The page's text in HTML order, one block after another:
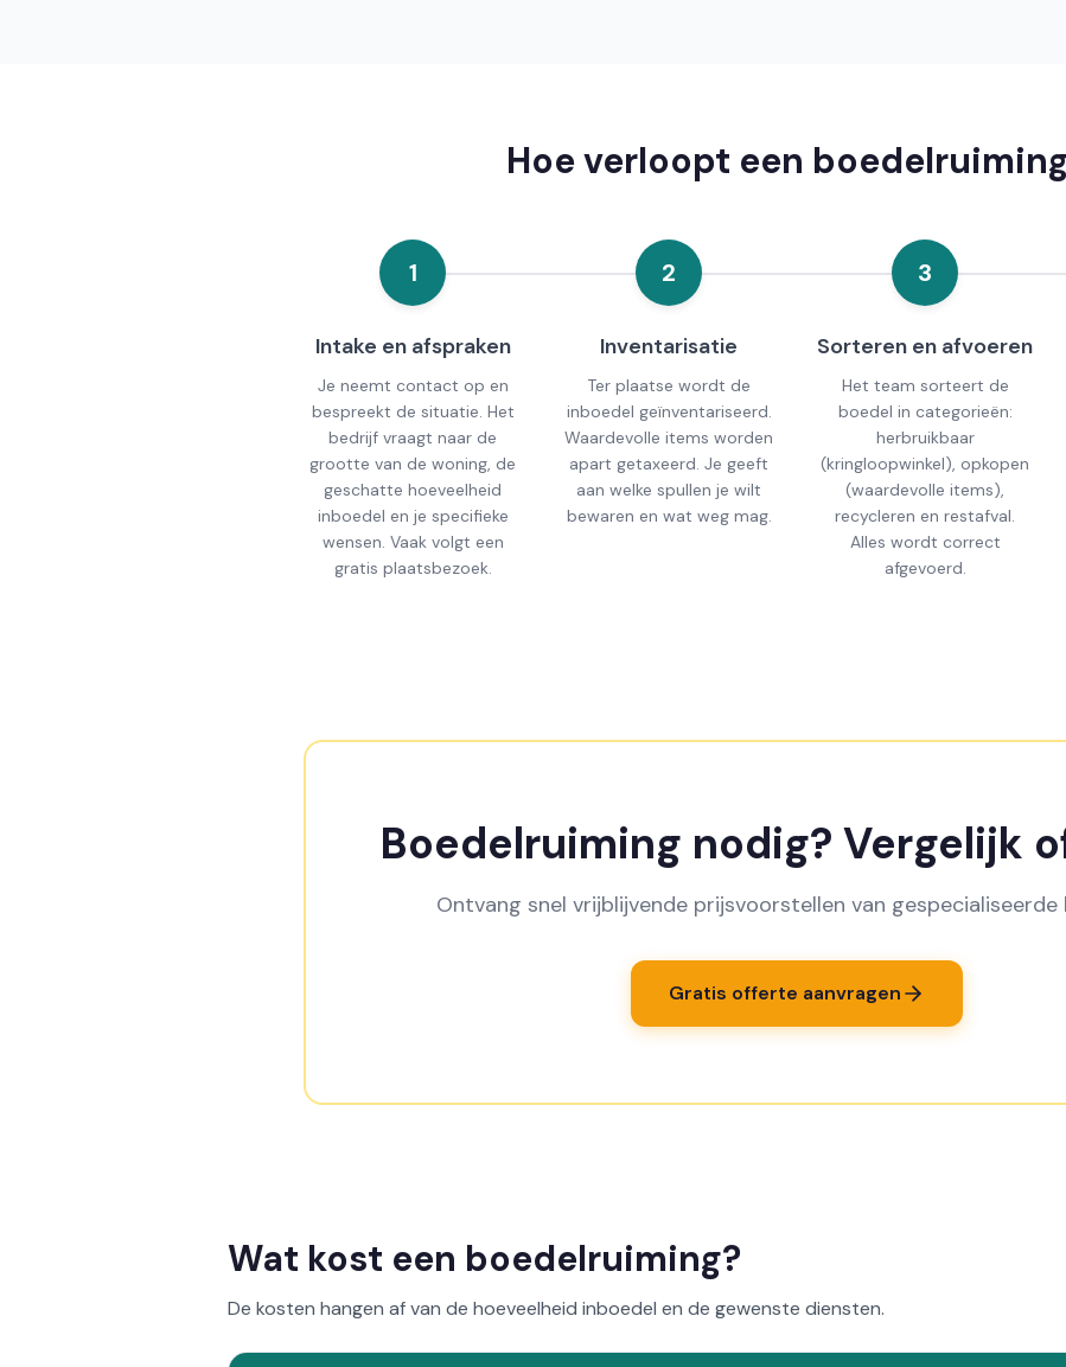
Hoe verloopt een
1
Intake en afspraken
Je neemt contact op en
bespreekt de situatie. Het
bedrijf vraagt naar de
grootte van de woning, de
geschatte hoeveelheid
inboedel en je specifieke
wensen. Vaak volgt een
gratis plaatsbezoek.
2
Inventarisatie
Ter plaatse wordt de
inboedel geïnventariseerd.
Waardevolle items worden
apart getaxeerd. Je geeft
aan welke spullen je wilt
bewaren en wat weg mag.
3
Sorteren en afvoeren
Het team sorteert de
boedel in categorieën:
herbruikbaar
(kringloopwinkel), opkopen
(waardevolle items),
recycleren en restafval.
Alles wordt correct
afgevoerd.
Boedelruiming nodig? Vergelijk
Ontvang snel vrijblijvende prijsvoorstellen van gespecialiseerde
Gratis offerte aanvragen
Wat kost een boedelruiming?
De kosten hangen af van de hoeveelheid inboedel en de gewenste diensten.